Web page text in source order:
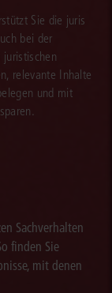
Sie die juris
bei der
relevante Inhalte
und mit
Sachverhalten
finden Sie
mit denen